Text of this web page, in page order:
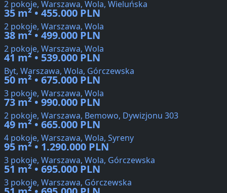
2 pokoje, Warszawa, Wola, Wieluńska
35 m² • 455.000 PLN
2 pokoje, Warszawa, Wola
38 m² • 499.000 PLN
2 pokoje, Warszawa, Wola
41 m² • 539.000 PLN
Byt, Warszawa, Wola, Górczewska
50 m² • 675.000 PLN
3 pokoje, Warszawa, Wola
73 m² • 990.000 PLN
2 pokoje, Warszawa, Bemowo, Dywizjonu 303
49 m² • 665.000 PLN
4 pokoje, Warszawa, Wola, Syreny
95 m² • 1.290.000 PLN
3 pokoje, Warszawa, Wola, Górczewska
51 m² • 695.000 PLN
3 pokoje, Warszawa, Górczewska